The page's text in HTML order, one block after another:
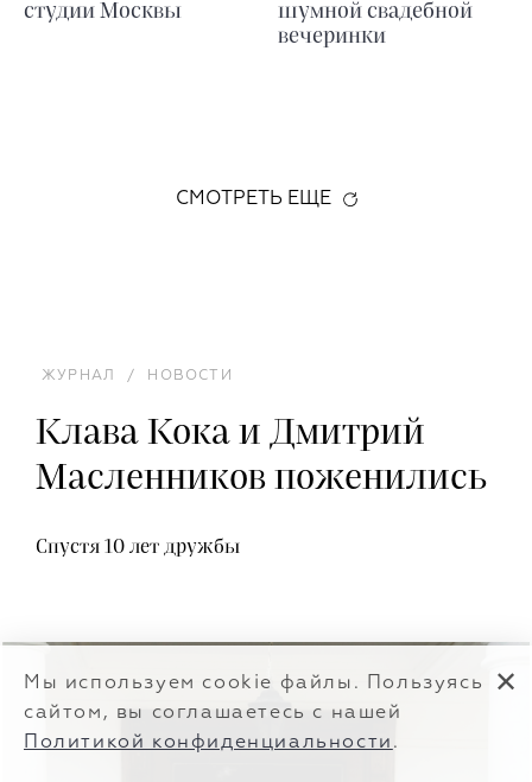
студии Москвы
шумной свадебной
вечеринки
СМОТРЕТЬ ЕЩЕ
ЖУРНАЛ / НОВОСТИ
Клава Кока и Дмитрий
Масленников поженились
Спустя 10 лет дружбы
Мы используем cookie файлы. Пользуясь
сайтом, вы соглашаетесь с нашей
Политикой конфиденциальности .
✕